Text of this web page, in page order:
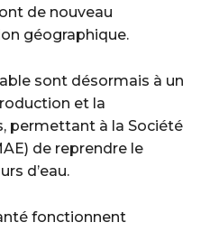
de nouveau
géographique.
sont désormais à un
et la
permettant à la Société
de reprendre le
d’eau.
fonctionnent